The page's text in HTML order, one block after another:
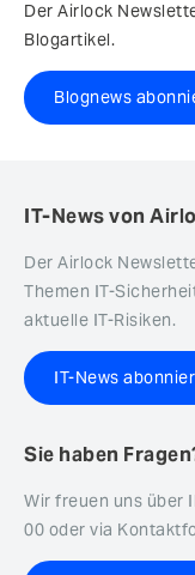
Der Airlock
Blogartikel.
Blognews
IT-News von
Der Airlock
Themen IT-
aktuelle IT-Risiken.
IT-News
Sie haben
Wir freuen uns über
00 oder via